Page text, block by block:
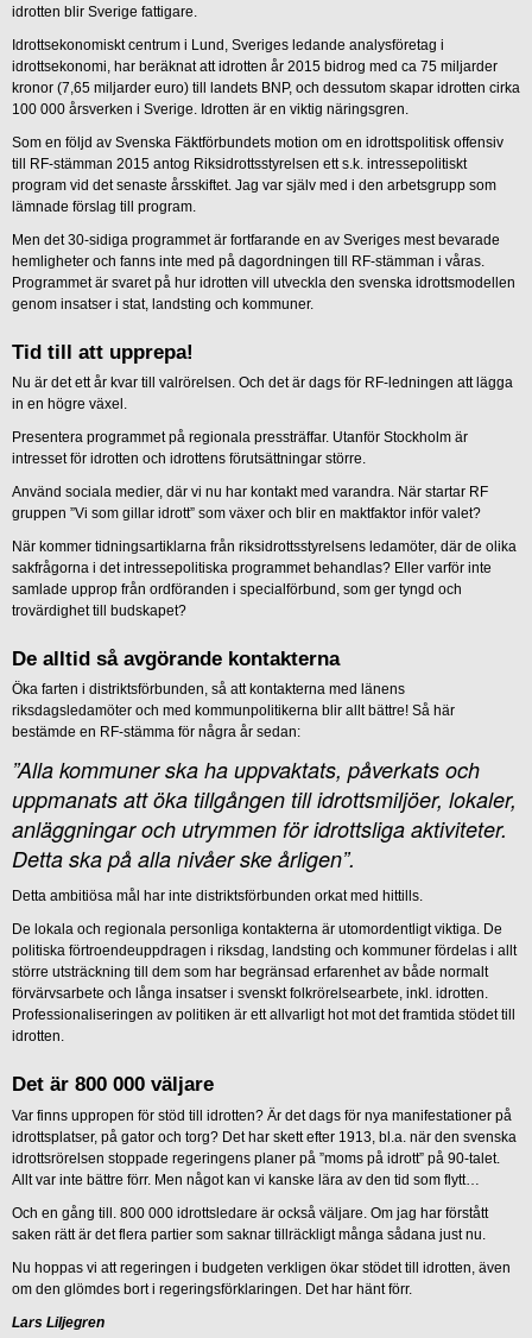
idrotten blir Sverige fattigare.
Idrottsekonomiskt centrum i Lund, Sveriges ledande analysföretag i
idrottsekonomi, har beräknat att idrotten år 2015 bidrog med ca 75 miljarder
kronor (7,65 miljarder euro) till landets BNP, och dessutom skapar idrotten cirka
100 000 årsverken i Sverige. Idrotten är en viktig näringsgren.
Som en följd av Svenska Fäktförbundets motion om en idrottspolitisk offensiv
till RF-stämman 2015 antog Riksidrottsstyrelsen ett s.k. intressepolitiskt
program vid det senaste årsskiftet. Jag var själv med i den arbetsgrupp som
lämnade förslag till program.
Men det 30-sidiga programmet är fortfarande en av Sveriges mest bevarade
hemligheter och fanns inte med på dagordningen till RF-stämman i våras.
Programmet är svaret på hur idrotten vill utveckla den svenska idrottsmodellen
genom insatser i stat, landsting och kommuner.
Tid till att upprepa!
Nu är det ett år kvar till valrörelsen. Och det är dags för RF-ledningen att lägga
in en högre växel.
Presentera programmet på regionala pressträffar. Utanför Stockholm är
intresset för idrotten och idrottens förutsättningar större.
Använd sociala medier, där vi nu har kontakt med varandra. När startar RF
gruppen ”Vi som gillar idrott” som växer och blir en maktfaktor inför valet?
När kommer tidningsartiklarna från riksidrottsstyrelsens ledamöter, där de olika
sakfrågorna i det intressepolitiska programmet behandlas? Eller varför inte
samlade upprop från ordföranden i specialförbund, som ger tyngd och
trovärdighet till budskapet?
De alltid så avgörande kontakterna
Öka farten i distriktsförbunden, så att kontakterna med länens
riksdagsledamöter och med kommunpolitikerna blir allt bättre! Så här
bestämde en RF-stämma för några år sedan:
”Alla kommuner ska ha uppvaktats, påverkats och
uppmanats att öka tillgången till idrottsmiljöer, lokaler,
anläggningar och utrymmen för idrottsliga aktiviteter.
Detta ska på alla nivåer ske årligen”.
Detta ambitiösa mål har inte distriktsförbunden orkat med hittills.
De lokala och regionala personliga kontakterna är utomordentligt viktiga. De
politiska förtroendeuppdragen i riksdag, landsting och kommuner fördelas i allt
större utsträckning till dem som har begränsad erfarenhet av både normalt
förvärvsarbete och långa insatser i svenskt folkrörelsearbete, inkl. idrotten.
Professionaliseringen av politiken är ett allvarligt hot mot det framtida stödet till
idrotten.
Det är 800 000 väljare
Var finns uppropen för stöd till idrotten? Är det dags för nya manifestationer på
idrottsplatser, på gator och torg? Det har skett efter 1913, bl.a. när den svenska
idrottsrörelsen stoppade regeringens planer på ”moms på idrott” på 90-talet.
Allt var inte bättre förr. Men något kan vi kanske lära av den tid som flytt…
Och en gång till. 800 000 idrottsledare är också väljare. Om jag har förstått
saken rätt är det flera partier som saknar tillräckligt många sådana just nu.
Nu hoppas vi att regeringen i budgeten verkligen ökar stödet till idrotten, även
om den glömdes bort i regeringsförklaringen. Det har hänt förr.
Lars Liljegren